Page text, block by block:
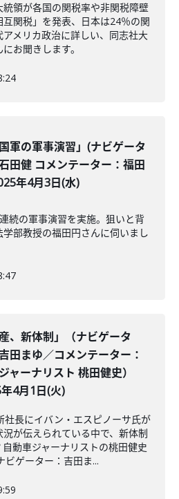
統領が各国の関税率や非関税障壁
関税」を発表、日本は24％の関
メリカ政治に詳しい、同志社大
お聞きします。
国軍の軍事演習」(ナビゲータ
田健 コメンテーター：福田
年4月3日(水)
続の軍事演習を実施。狙いと背
部教授の福田円さんに伺いまし
産、新体制」（ナビゲータ
田まゆ／コメンテーター：
ャーナリスト 桃田健史）
4月1日(火)
社長にイバン・エスピノーサ氏が
が伝えられている中で、新体制
動車ジャーナリストの桃田健史
ビゲーター：吉田ま...